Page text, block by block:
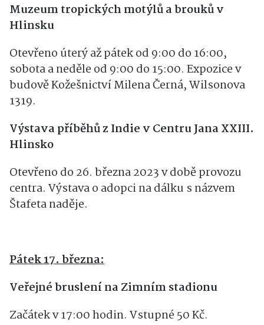
Muzeum tropických motýlů a brouků v
Hlinsku
Otevřeno úterý až pátek od 9:00 do 16:00,
sobota a neděle od 9:00 do 15:00. Expozice v
budově Kožešnictví Milena Černá, Wilsonova
1319.
Výstava příběhů z Indie v Centru Jana XXIII.
Hlinsko
Otevřeno do 26. března 2023 v době provozu
centra. Výstava o adopci na dálku s názvem
Štafeta naděje.
Pátek 17. března:
Veřejné bruslení na Zimním stadionu
Začátek v 17:00 hodin. Vstupné 50 Kč.